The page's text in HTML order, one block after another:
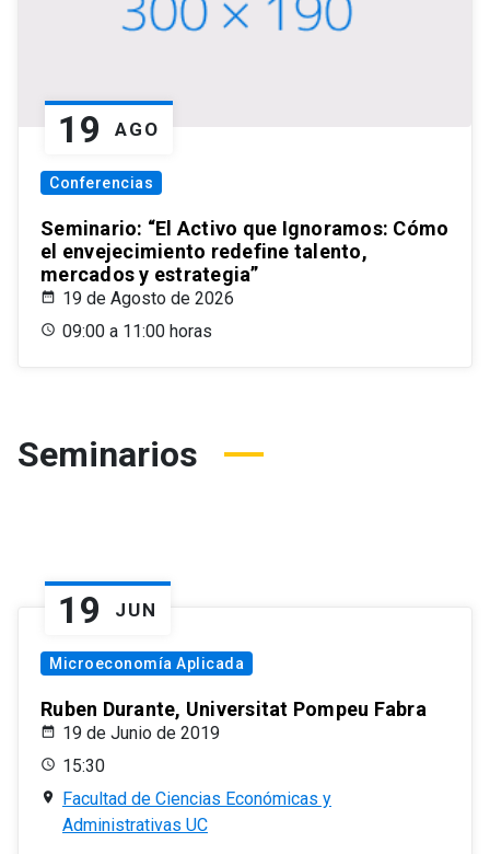
19 AGO
Conferencias
Seminario: “El Activo que Ignoramos: Cómo
el envejecimiento redefine talento,
mercados y estrategia”
19 de Agosto de 2026
09:00 a 11:00 horas
Seminarios
19 JUN
Microeconomía Aplicada
Ruben Durante, Universitat Pompeu Fabra
19 de Junio de 2019
15:30
Facultad de Ciencias Económicas y
Administrativas UC